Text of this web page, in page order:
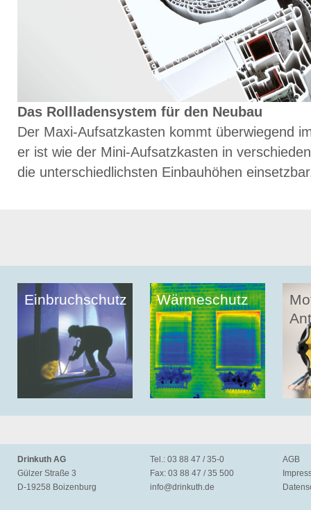
Das Rollladensystem für den Neubau
Der Maxi-Aufsatzkasten kommt überwiegend
er ist wie der Mini-Aufsatzkasten in
die unterschiedlichsten Einbauhöhen
Einbruchschutz Wärmeschutz
Drinkuth AG
Gülzer Straße 3
D-19258 Boizenburg
Tel.: 03 88 47 / 35-0
Fax: 03 88 47 / 35 500
info@drinkuth.de
AGB